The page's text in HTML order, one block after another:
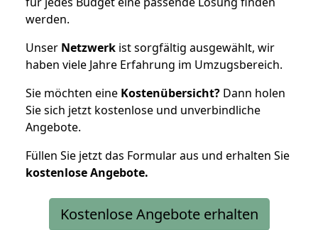
werden.
Unser Netzwerk ist sorgfältig ausgewählt, wir
haben viele Jahre Erfahrung im Umzugsbereich.
Sie möchten eine Kostenübersicht? Dann holen
Sie sich jetzt kostenlose und unverbindliche
Angebote.
Füllen Sie jetzt das Formular aus und erhalten Sie
kostenloseAngebote.
Kostenlose Angebote erhalten